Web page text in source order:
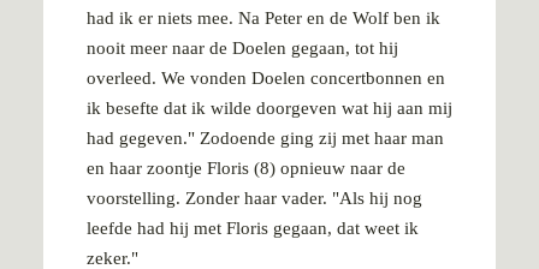
had ik er niets mee. Na Peter en de Wolf ben ik
nooit meer naar de Doelen gegaan, tot hij
overleed. We vonden Doelen concertbonnen en
ik besefte dat ik wilde doorgeven wat hij aan mij
had gegeven." Zodoende ging zij met haar man
en haar zoontje Floris (8) opnieuw naar de
voorstelling. Zonder haar vader. "Als hij nog
leefde had hij met Floris gegaan, dat weet ik
zeker."